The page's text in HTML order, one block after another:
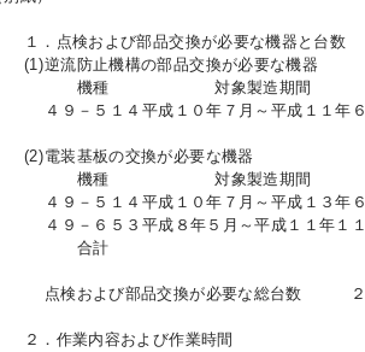
１．点検および部品交換が必要な機器と台数
(1)逆流防止機構の部品交換が必要な機器
機種
対象製造期間
４９－５１４ 平成１０年７月～平成１１年
(2)電装基板の交換が必要な機器
機種
対象製造期間
４９－５１４ 平成１０年７月～平成１３年
４９－６５３ 平成８年５月～平成１１年１
合計
点検および部品交換が必要な総台数 ２
２．作業内容および作業時間